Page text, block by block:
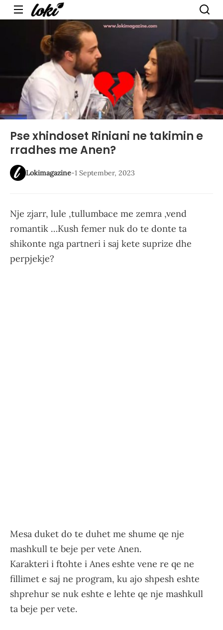
Menu
Pse xhindoset Riniani ne takimin e
rradhes me Anen?
Lokimagazine-1 September, 2023
Nje zjarr, lule ,tullumbace me zemra ,vend
romantik …Kush femer nuk do te donte ta
shikonte nga partneri i saj kete suprize dhe
perpjekje?
Mesa duket do te duhet me shume qe nje
mashkull te beje per vete Anen.
Karakteri i ftohte i Anes eshte vene re qe ne
fillimet e saj ne program, ku ajo shpesh eshte
shprehur se nuk eshte e lehte qe nje mashkull
ta beje per vete.